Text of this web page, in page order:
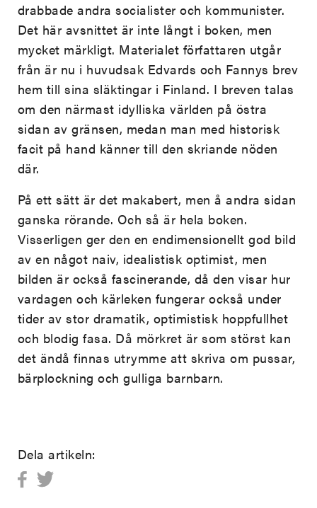
drabbade andra socialister och kommunister.
Det här avsnittet är inte långt i boken, men
mycket märkligt. Materialet författaren utgår
från är nu i huvudsak Edvards och Fannys brev
hem till sina släktingar i Finland. I breven talas
om den närmast idylliska världen på östra
sidan av gränsen, medan man med historisk
facit på hand känner till den skriande nöden
där.
På ett sätt är det makabert, men å andra sidan
ganska rörande. Och så är hela boken.
Visserligen ger den en endimensionellt god bild
av en något naiv, idealistisk optimist, men
bilden är också fascinerande, då den visar hur
vardagen och kärleken fungerar också under
tider av stor dramatik, optimistisk hoppfullhet
och blodig fasa. Då mörkret är som störst kan
det ändå finnas utrymme att skriva om pussar,
bärplockning och gulliga barnbarn.
Dela artikeln: